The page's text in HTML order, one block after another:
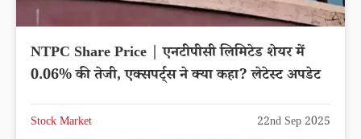
NTPC Share Price | एनटीपीसी लिमिटेड शेयर में
0.06% की तेजी, एक्सपर्ट्स ने क्या कहा? लेटेस्ट अपडेट
Stock Market 22nd Sep 2025